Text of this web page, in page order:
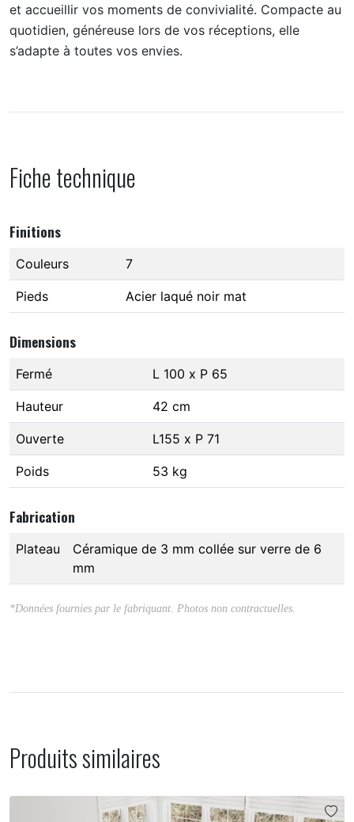
et accueillir vos moments de convivialité. Compacte au
quotidien, généreuse lors de vos réceptions, elle
s’adapte à toutes vos envies.
Fiche technique
Finitions
Couleurs 7
Pieds Acier laqué noir mat
Dimensions
Fermé L 100 x P 65
Hauteur 42 cm
Ouverte L155 x P 71
Poids 53 kg
Fabrication
Plateau
Céramique de 3 mm collée sur verre de 6
mm
*Données fournies par le fabriquant. Photos non contractuelles.
Produits similaires